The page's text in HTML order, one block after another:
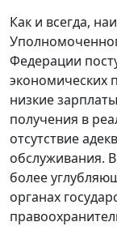
Как и всегда,
Федерации
экономических
низкие
получения в
отсутствие
обслуживания.
более
органах